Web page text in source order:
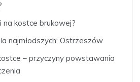
na kostce brukowej?
najmłodszych: Ostrzeszów
– przyczyny powstawania